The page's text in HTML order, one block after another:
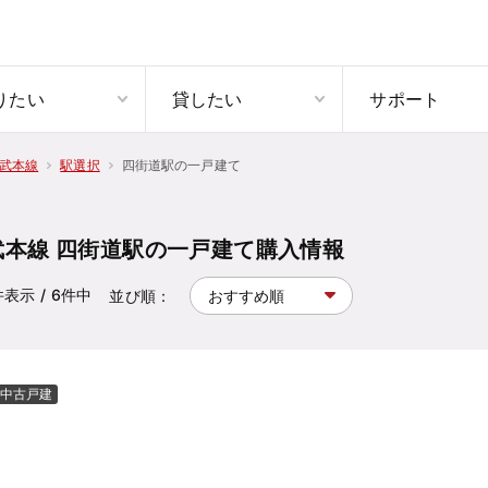
たい 貸したい サポート
本線 駅選択 四街道駅の一戸建て
線 四街道駅の一戸建て購入情報
表示 / 6件中 並び順：
中古戸建